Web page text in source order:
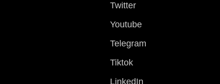
Twitter
Youtube
Telegram
Tiktok
LinkedIn